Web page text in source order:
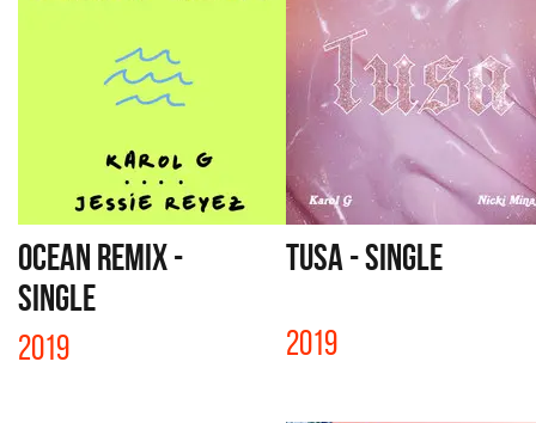
OCEAN REMIX -
SINGLE
2019
TUSA - SINGLE
2019